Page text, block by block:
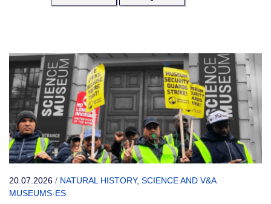
20.07.2026 / NATURAL HISTORY, SCIENCE AND V&A
MUSEUMS-ES